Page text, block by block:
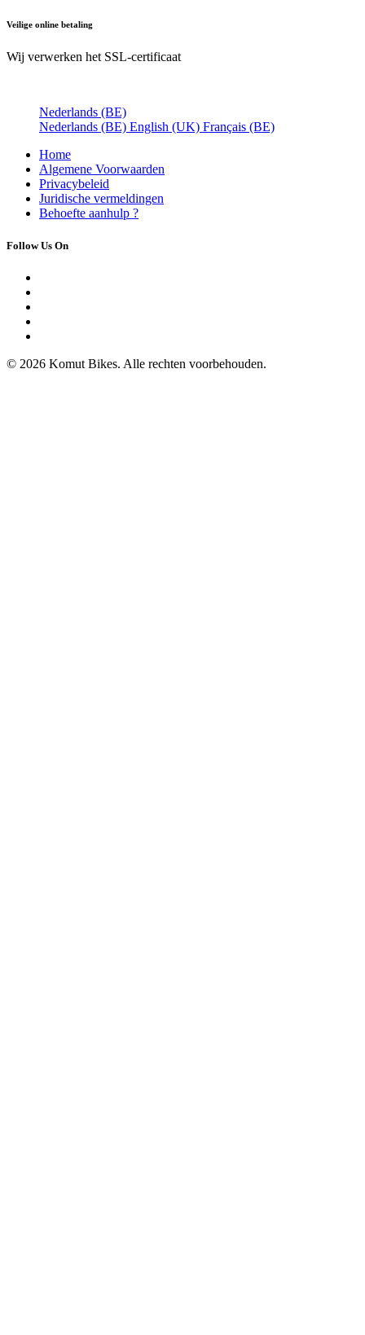
Veilige online betaling
Wij verwerken het SSL-certificaat
Nederlands (BE)
Nederlands (BE) English (UK) Français (BE)
Home
Algemene Voorwaarden
Privacybeleid
Juridische vermeldingen
Behoefte aanhulp ?
Follow Us On
© 2026 Komut Bikes. Alle rechten voorbehouden.